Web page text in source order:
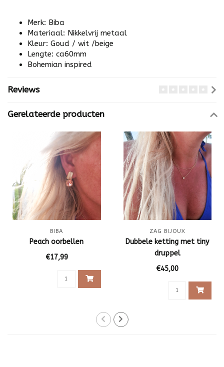
Merk: Biba
Materiaal: Nikkelvrij metaal
Kleur: Goud / wit /beige
Lengte: ca60mm
Bohemian inspired
Reviews
Gerelateerde producten
BIBA
Peach oorbellen
€17,99
ZAG BIJOUX
Dubbele ketting met tiny
druppel
€45,00